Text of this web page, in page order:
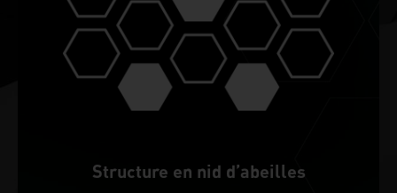
Structure en nid d’abeilles